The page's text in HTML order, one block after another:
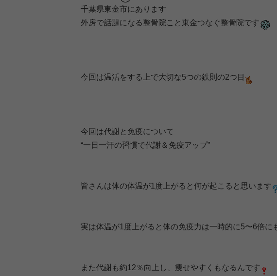
千葉県東金市にあります
外房で話題になる整骨院こと東金つなぐ整骨院です
今回は温活をする上で大切な5つの鉄則の2つ目
今回は代謝と免疫について
“一日一汗の習慣で代謝＆免疫アップ”
皆さんは体の体温が1度上がると何が起こると思います
実は体温が1度上がると体の免疫力は一時的に5〜6倍に
また代謝も約12％向上し、痩せやすくもなるんです